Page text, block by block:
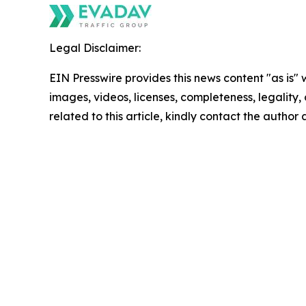
Legal Disclaimer:
EIN Presswire provides this news content "as
images, videos, licenses, completeness,
related to this article, kindly contact the author